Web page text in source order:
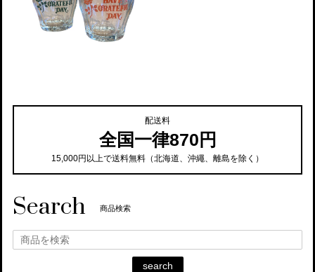
配送料
全国一律870円
15,000円以上で送料無料（北海道、沖繩、離島を除く）
Search 商品検索
search